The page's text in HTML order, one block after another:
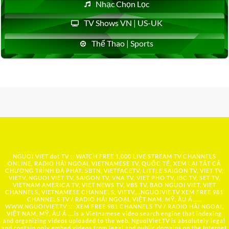
Nhạc Chọn Lọc
TV Shows VN | US-UK
Thể Thao | Sports
NGUOI VIET dot TV :: WATCH FREE 1,000 LIVE STREAM TV CHANNELS
ONLINE, RADIO HẢI NGOẠI, VIETNAMESE TV, QUỐC TẾ, XEM LẠI TẤT CẢ
CHƯƠNG TRÌNH ĐÃ PHÁT: SBTN, VIETFACETV, LITTLE SAIGON TV, VIET TV,
VIETV, NGUOI VIET TV, SAIGON TV, VNA TV, VIET PHO TV, IBC TV, SET TV,
VIETNAM AMERICA TV, VIET NEWS TV, VBS TV, BAO NGUOI VIET, VIET
CHANNELS, VIETNAMESE CHANNELS, VIETV,... NGUOIVIE.TV XEM FREE 981
CHANNELS TV / RADIO HẢI NGOẠI, VIỆT NAM, MỸ, ÂU Á …..
WWW.NGUOIVIET.TV ::: XEM FREE 981 CHANNELS TV / RADIO HẢI NGOẠI,
VIỆT NAM, MỸ, ÂU Á ….is a Vietnamese video search engine that indexing
and organizing videos uploaded to the web. NguoiViet.TV is absolutely legal
and contain only embed videos from legal and public domains on the Internet